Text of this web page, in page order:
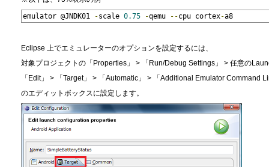
emulator @JNDK01
-scale 0.75 -qemu --cpu cortex-a8
Eclipse 上でエミュレーターのオプションを設定するには、
対象プロジェクトの「Properties」 > 「Run/Debug Settings」 > 任意の
「Edit」 > 「Target」 > 「Automatic」 > 「Additional Emulator Command
のエディットボックスに設定します。